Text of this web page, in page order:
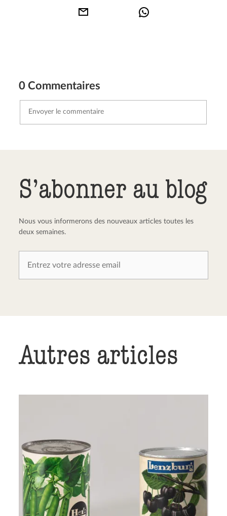
0 Commentaires
S’abonner au blog
Nous vous informerons des nouveaux articles toutes les
deux semaines.
Autres articles